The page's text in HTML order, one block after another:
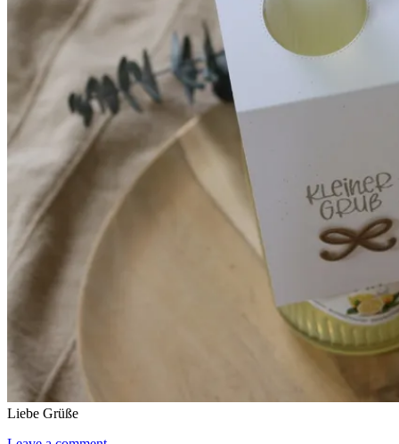
Liebe Grüße